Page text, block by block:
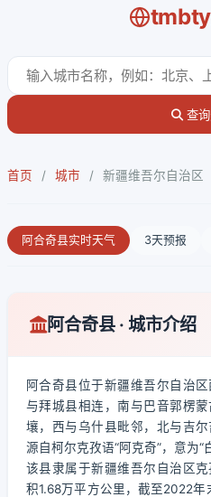
查询
首页 / 城市 / 新疆维吾尔自治区
阿合奇县实时天气 3天预报
阿合奇县 · 城市介绍
阿合奇县位于新疆维吾尔自治
与拜城县相连，南与巴音郭楞
壤，西与乌什县毗邻，北与吉
源自柯尔克孜语“阿克奇”，意为“
该县隶属于新疆维吾尔自治区
积1.68万平方公里，截至2022